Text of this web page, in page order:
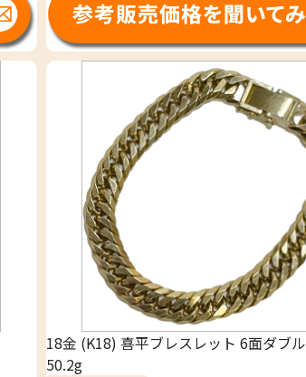
18金 (K18) 喜平ブレスレット 6面ダブル
50.2g